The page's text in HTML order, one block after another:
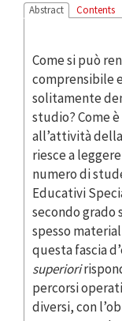
Abstract Contents
Come si può
comprensibile
solitamente
studio? Come
all’attività
riesce a
numero di
Educativi
secondo grado
spesso
questa fascia
superiori
percorsi
diversi, con